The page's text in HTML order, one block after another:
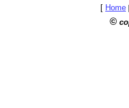
[ Home |
©